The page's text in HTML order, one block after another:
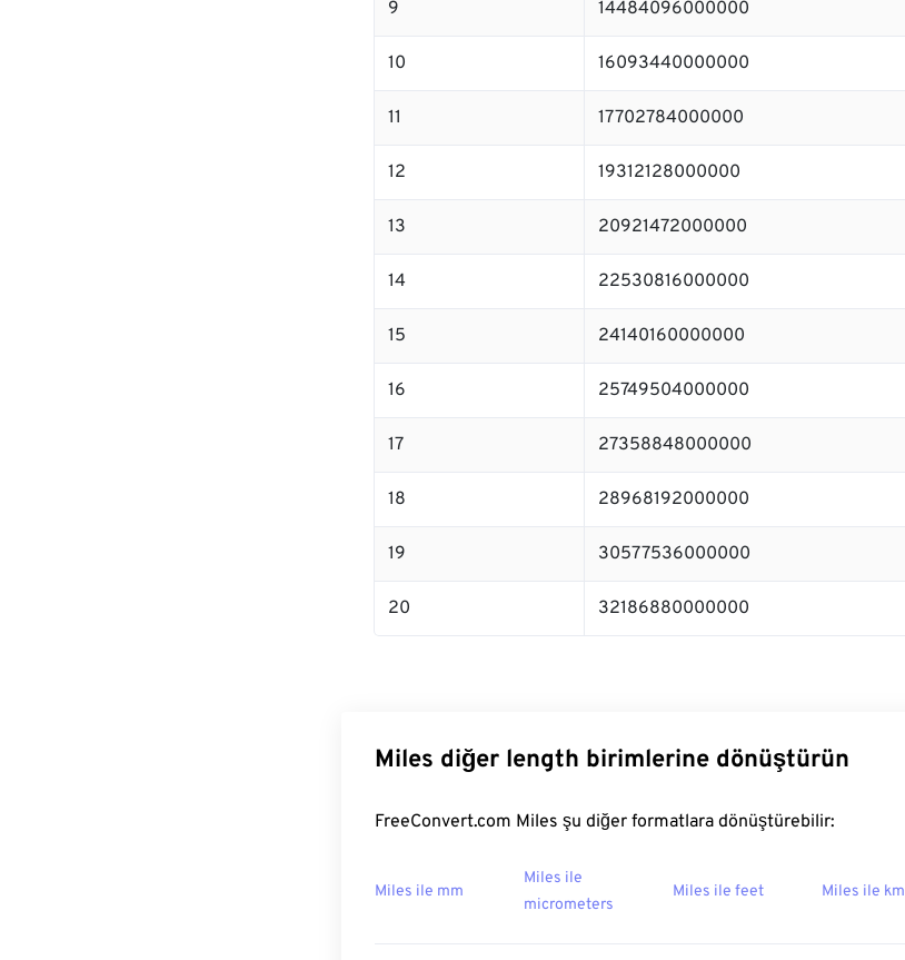
9 14484096000000
10 16093440000000
11 17702784000000
12 19312128000000
13 20921472000000
14 22530816000000
15 24140160000000
16 25749504000000
17 27358848000000
18 28968192000000
19 30577536000000
20 32186880000000
Miles diğer length birimlerine dönüştürün
FreeConvert.com Miles şu diğer formatlara dönüştürebilir:
Miles ile mm
Miles ile
micrometers
Miles ile feet Miles ile km